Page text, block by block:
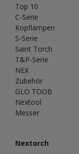
Top 10
C-Serie
Kopflampen
S-Serie
Saint Torch
T&P-Serie
NEX
Zubehör
GLO TOOB
Nextool
Messer
Nextorch